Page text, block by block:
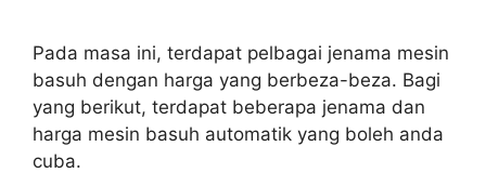
Pada masa ini, terdapat pelbagai jenama mesin
basuh dengan harga yang berbeza-beza. Bagi
yang berikut, terdapat beberapa jenama dan
harga mesin basuh automatik yang boleh anda
cuba.